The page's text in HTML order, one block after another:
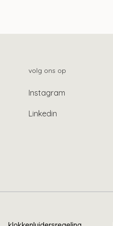
volg ons op
Instagram
Linkedin